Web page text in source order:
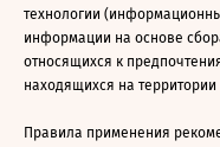
технологии
информации на основе
относящихся к
находящихся на
Правила применения